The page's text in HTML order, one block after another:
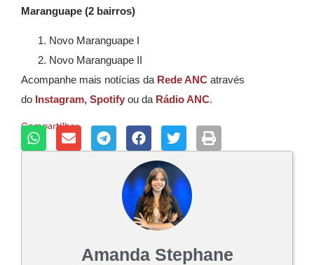
Maranguape (2 bairros)
Novo Maranguape I
Novo Maranguape II
Acompanhe mais notícias da Rede ANC através
do Instagram, Spotify ou da Rádio ANC.
Compartilhar:
Amanda Stephane